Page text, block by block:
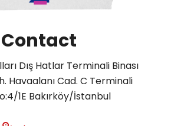
Contact
Dış Hatlar Terminali Binası
Havaalanı Cad. C Terminali
1E Bakırköy/İstanbul